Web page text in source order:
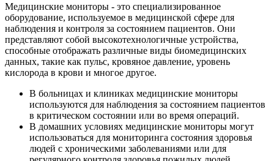
Медицинские мониторы - это специализированное
оборудование, используемое в медицинской сфере для
наблюдения и контроля за состоянием пациентов. Они
представляют собой высокотехнологичные устройства,
способные отображать различные виды биомедицинских
данных, такие как пульс, кровяное давление, уровень
кислорода в крови и многое другое.
В больницах и клиниках медицинские мониторы
используются для наблюдения за состоянием пациентов
в критическом состоянии или во время операций.
В домашних условиях медицинские мониторы могут
использоваться для мониторинга состояния здоровья
людей с хроническими заболеваниями или для